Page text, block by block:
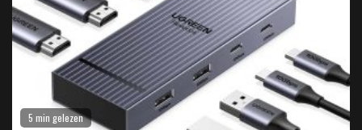
5 min gelezen